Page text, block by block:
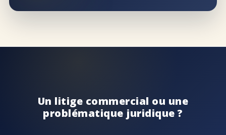
Un litige commercial ou une
problématique juridique ?